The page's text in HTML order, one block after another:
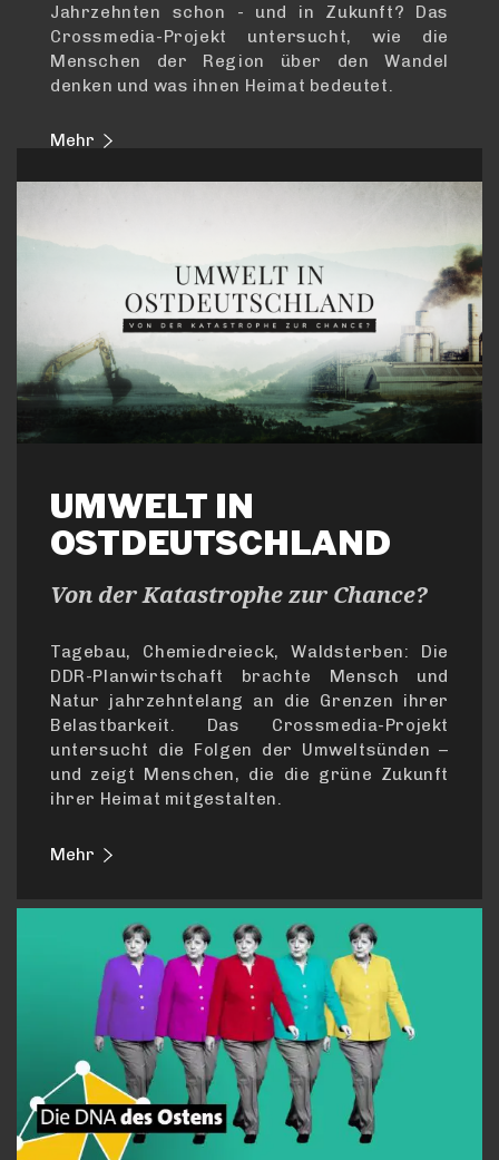
Jahrzehnten schon - und in Zukunft? Das
Crossmedia-Projekt untersucht, wie die
Menschen der Region über den Wandel
denken und was ihnen Heimat bedeutet.
Mehr
UMWELT IN
OSTDEUTSCHLAND
Von der Katastrophe zur Chance?
Tagebau, Chemiedreieck, Waldsterben: Die
DDR-Planwirtschaft brachte Mensch und
Natur jahrzehntelang an die Grenzen ihrer
Belastbarkeit. Das Crossmedia-Projekt
untersucht die Folgen der Umweltsünden –
und zeigt Menschen, die die grüne Zukunft
ihrer Heimat mitgestalten.
Mehr